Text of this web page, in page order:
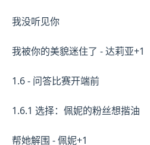
我没听见你
我被你的美貌迷住了 - 达莉亚+1
1.6 - 问答比赛开端前
1.6.1 选择：佩妮的粉丝想揩油
帮她解围 - 佩妮+1